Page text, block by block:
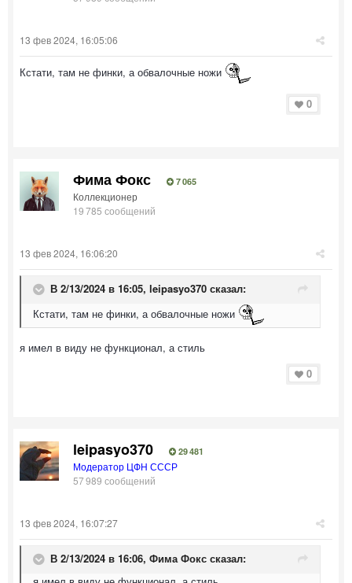
13 фев 2024, 16:05:06
Кстати, там не финки, а обвалочные ножи
0
Фима Фокс 7 065
Коллекционер
19 785 сообщений
13 фев 2024, 16:06:20
В 2/13/2024 в 16:05, leipasyo370 сказал:
Кстати, там не финки, а обвалочные ножи
я имел в виду не функционал, а стиль
0
leipasyo370 29 481
Модератор ЦФН СССР
57 989 сообщений
13 фев 2024, 16:07:27
В 2/13/2024 в 16:06, Фима Фокс сказал: